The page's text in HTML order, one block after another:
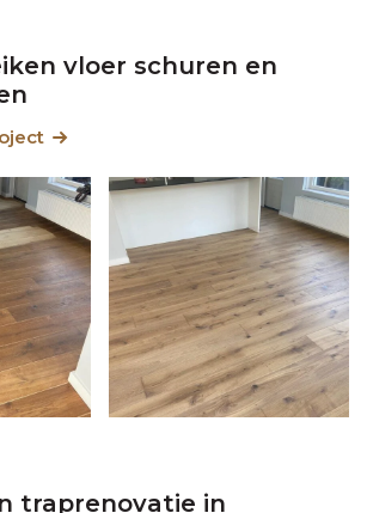
vloer schuren en
traprenovatie in